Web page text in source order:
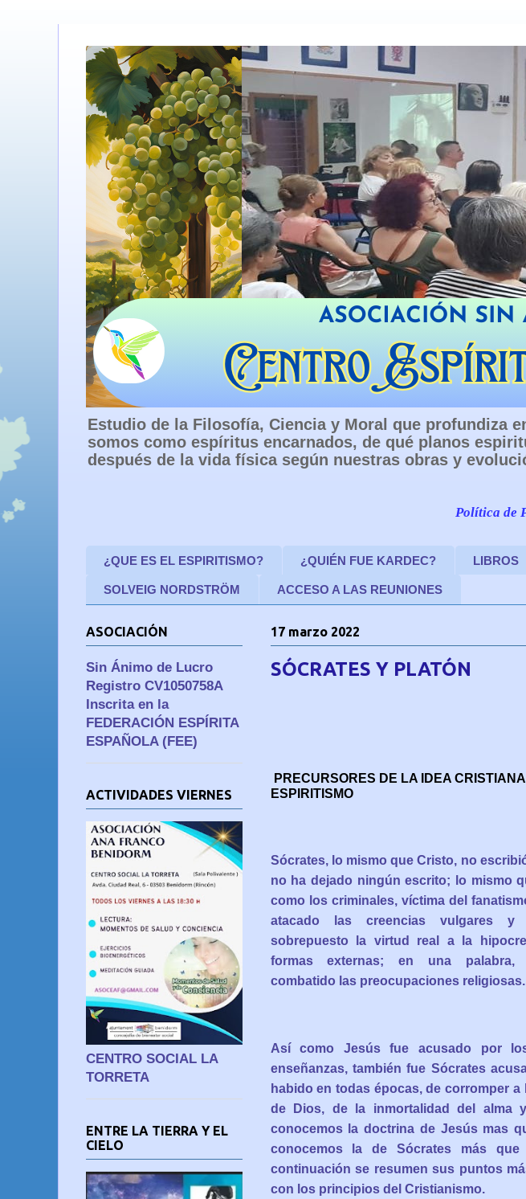
Estudio de la Filosofía, Ciencia y Moral que profundiza
somos como espíritus encarnados, de qué planos
después de la vida física según nuestras obras y
Política de
¿QUE ES EL ESPIRITISMO? ¿QUIÉN FUE KARDEC? LIBROS
SOLVEIG NORDSTRÖM ACCESO A LAS REUNIONES
17 marzo 2022
SÓCRATES Y PLATÓN
PRECURSORES DE LA IDEA
ESPIRITISMO
Sócrates, lo mismo que Cristo, no
no ha dejado ningún escrito; lo mismo
como los criminales, víctima del
atacado las creencias vulgares y
sobrepuesto la virtud real a la
formas externas; en una palabra,
combatido las preocupaciones religiosas.
Así como Jesús fue acusado por
enseñanzas, también fue Sócrates
habido en todas épocas, de corromper
de Dios, de la inmortalidad del alma
conocemos la doctrina de Jesús mas
conocemos la de Sócrates más
continuación se resumen sus puntos
con los principios del Cristianismo.
ASOCIACIÓN
Sin Ánimo de Lucro
Registro CV1050758A
Inscrita en la
FEDERACIÓN ESPÍRITA
ESPAÑOLA (FEE)
ACTIVIDADES VIERNES
CENTRO SOCIAL LA
TORRETA
ENTRE LA TIERRA Y EL
CIELO